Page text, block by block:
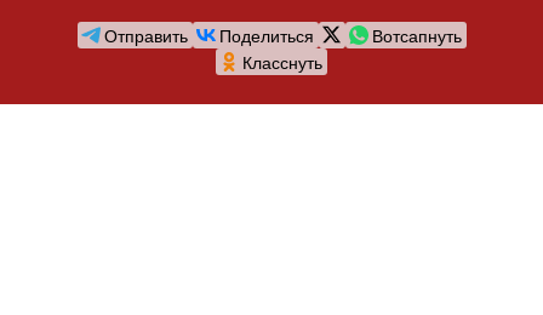
Отправить Поделиться
Вотсапнуть
Класснуть